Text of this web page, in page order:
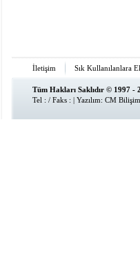
İletişim Sık Kullanılanlara
Tüm Hakları Saklıdır © 1997
Tel : / Faks : | Yazılım: CM Bilişim